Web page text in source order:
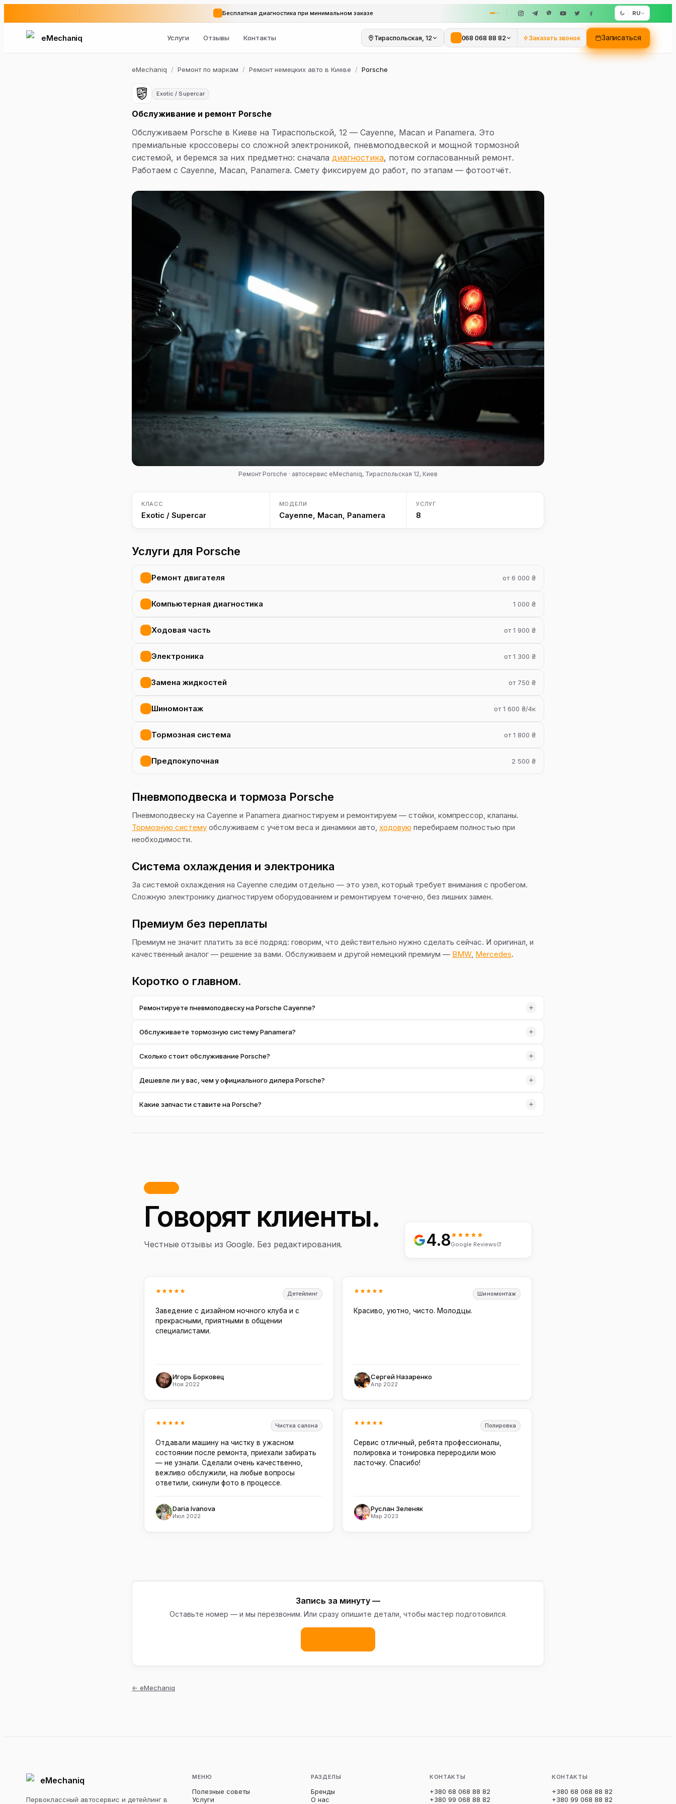
Бесплатная диагностика при минимальном заказе RU
eMechaniq Услуги Отзывы Контакты Тираспольская, 12 068 068 88 82 Заказать звонок Записаться
eMechaniq / Ремонт по маркам / Ремонт немецких авто в Киеве / Porsche
Exotic / Supercar
Обслуживание и ремонт Porsche
Обслуживаем Porsche в Киеве на Тираспольской, 12 — Cayenne, Macan и Panamera. Это
премиальные кроссоверы со сложной электроникой, пневмоподвеской и мощной тормозной
системой, и беремся за них предметно: сначала диагностика, потом согласованный ремонт.
Работаем с Cayenne, Macan, Panamera. Смету фиксируем до работ, по этапам — фотоотчёт.
Ремонт Porsche · автосервис eMechaniq, Тираспольская 12, Киев
КЛАСС
Exotic / Supercar
МОДЕЛИ
Cayenne, Macan, Panamera
УСЛУГ
8
Услуги для Porsche
Ремонт двигателя от 6 000 ₴
Компьютерная диагностика 1 000 ₴
Ходовая часть от 1 900 ₴
Электроника от 1 300 ₴
Замена жидкостей от 750 ₴
Шиномонтаж от 1 600 ₴/4к
Тормозная система от 1 800 ₴
Предпокупочная 2 500 ₴
Пневмоподвеска и тормоза Porsche
Пневмоподвеску на Cayenne и Panamera диагностируем и ремонтируем — стойки, компрессор, клапаны.
Тормозную систему обслуживаем с учётом веса и динамики авто, ходовую перебираем полностью при
необходимости.
Система охлаждения и электроника
За системой охлаждения на Cayenne следим отдельно — это узел, который требует внимания с пробегом.
Сложную электронику диагностируем оборудованием и ремонтируем точечно, без лишних замен.
Премиум без переплаты
Премиум не значит платить за всё подряд: говорим, что действительно нужно сделать сейчас. И оригинал, и
качественный аналог — решение за вами. Обслуживаем и другой немецкий премиум — BMW, Mercedes.
Коротко о главном.
Ремонтируете пневмоподвеску на Porsche Cayenne?
Обслуживаете тормозную систему Panamera?
Сколько стоит обслуживание Porsche?
приведены на соответствующих страницах.
Дешевле ли у вас, чем у официального дилера Porsche?
аналог. Качество при этом не снижаем.
Какие запчасти ставите на Porsche?
Говорят клиенты.
Честные отзывы из Google. Без редактирования. 4.8Google Reviews
Детейлинг
Заведение с дизайном ночного клуба и с
прекрасными, приятными в общении
специалистами.
Игорь Борковец
Ноя 2022
Шиномонтаж
Красиво, уютно, чисто. Молодцы.
Сергей Назаренко
Апр 2022
Чистка салона
Отдавали машину на чистку в ужасном
состоянии после ремонта, приехали забирать
— не узнали. Сделали очень качественно,
вежливо обслужили, на любые вопросы
ответили, скинули фото в процессе.
Daria Ivanova
Июл 2022
Полировка
Сервис отличный, ребята профессионалы,
полировка и тонировка переродили мою
ласточку. Спасибо!
Руслан Зеленяк
Мар 2023
Запись за минуту —
Оставьте номер — и мы перезвоним. Или сразу опишите детали, чтобы мастер подготовился.
← eMechaniq
eMechaniq
Первоклассный автосервис и детейлинг в
МЕНЮ
Полезные советы
Услуги
РАЗДЕЛЫ
Бренды
О нас
КОНТАКТЫ
+380 68 068 88 82
+380 99 068 88 82
КОНТАКТЫ
+380 68 068 88 82
+380 99 068 88 82